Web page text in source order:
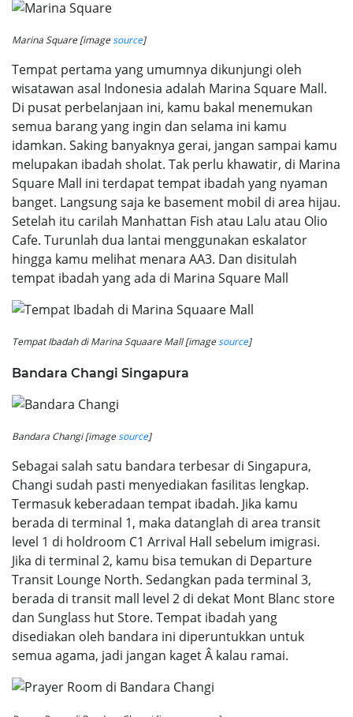
Marina Square [imagesource]
Tempat pertama yang umumnya dikunjungi oleh
wisatawan asal Indonesia adalah Marina Square Mall.
Di pusat perbelanjaan ini, kamu bakal menemukan
semua barang yang ingin dan selama ini kamu
idamkan. Saking banyaknya gerai, jangan sampai kamu
melupakan ibadah sholat. Tak perlu khawatir, di Marina
Square Mall ini terdapat tempat ibadah yang nyaman
banget. Langsung saja ke basement mobil di area hijau.
Setelah itu carilah Manhattan Fish atau Lalu atau Olio
Cafe. Turunlah dua lantai menggunakan eskalator
hingga kamu melihat menara AA3. Dan disitulah
tempat ibadah yang ada di Marina Square Mall
Tempat Ibadah di Marina Squaare Mall [imagesource]
Bandara Changi Singapura
Bandara Changi [imagesource]
Sebagai salah satu bandara terbesar di Singapura,
Changi sudah pasti menyediakan fasilitas lengkap.
Termasuk keberadaan tempat ibadah. Jika kamu
berada di terminal 1, maka datanglah di area transit
level 1 di holdroom C1 Arrival Hall sebelum imigrasi.
Jika di terminal 2, kamu bisa temukan di Departure
Transit Lounge North. Sedangkan pada terminal 3,
berada di transit mall level 2 di dekat Mont Blanc store
dan Sunglass hut Store. Tempat ibadah yang
disediakan oleh bandara ini diperuntukkan untuk
semua agama, jadi jangan kaget Â kalau ramai.